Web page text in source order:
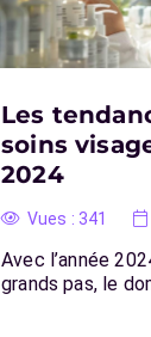
Les
soins
2024
Vues : 341
Avec l’année
grands pas, le